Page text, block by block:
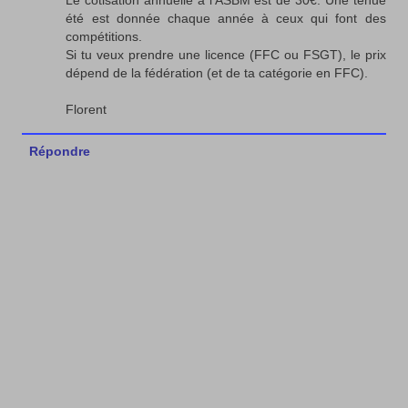
été est donnée chaque année à ceux qui font des
compétitions.
Si tu veux prendre une licence (FFC ou FSGT), le prix
dépend de la fédération (et de ta catégorie en FFC).
Florent
Répondre